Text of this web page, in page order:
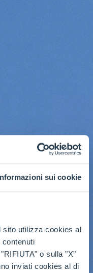
sui cookie
sito utilizza cookies al
contenuti
o sulla "X"
inviati cookies al di